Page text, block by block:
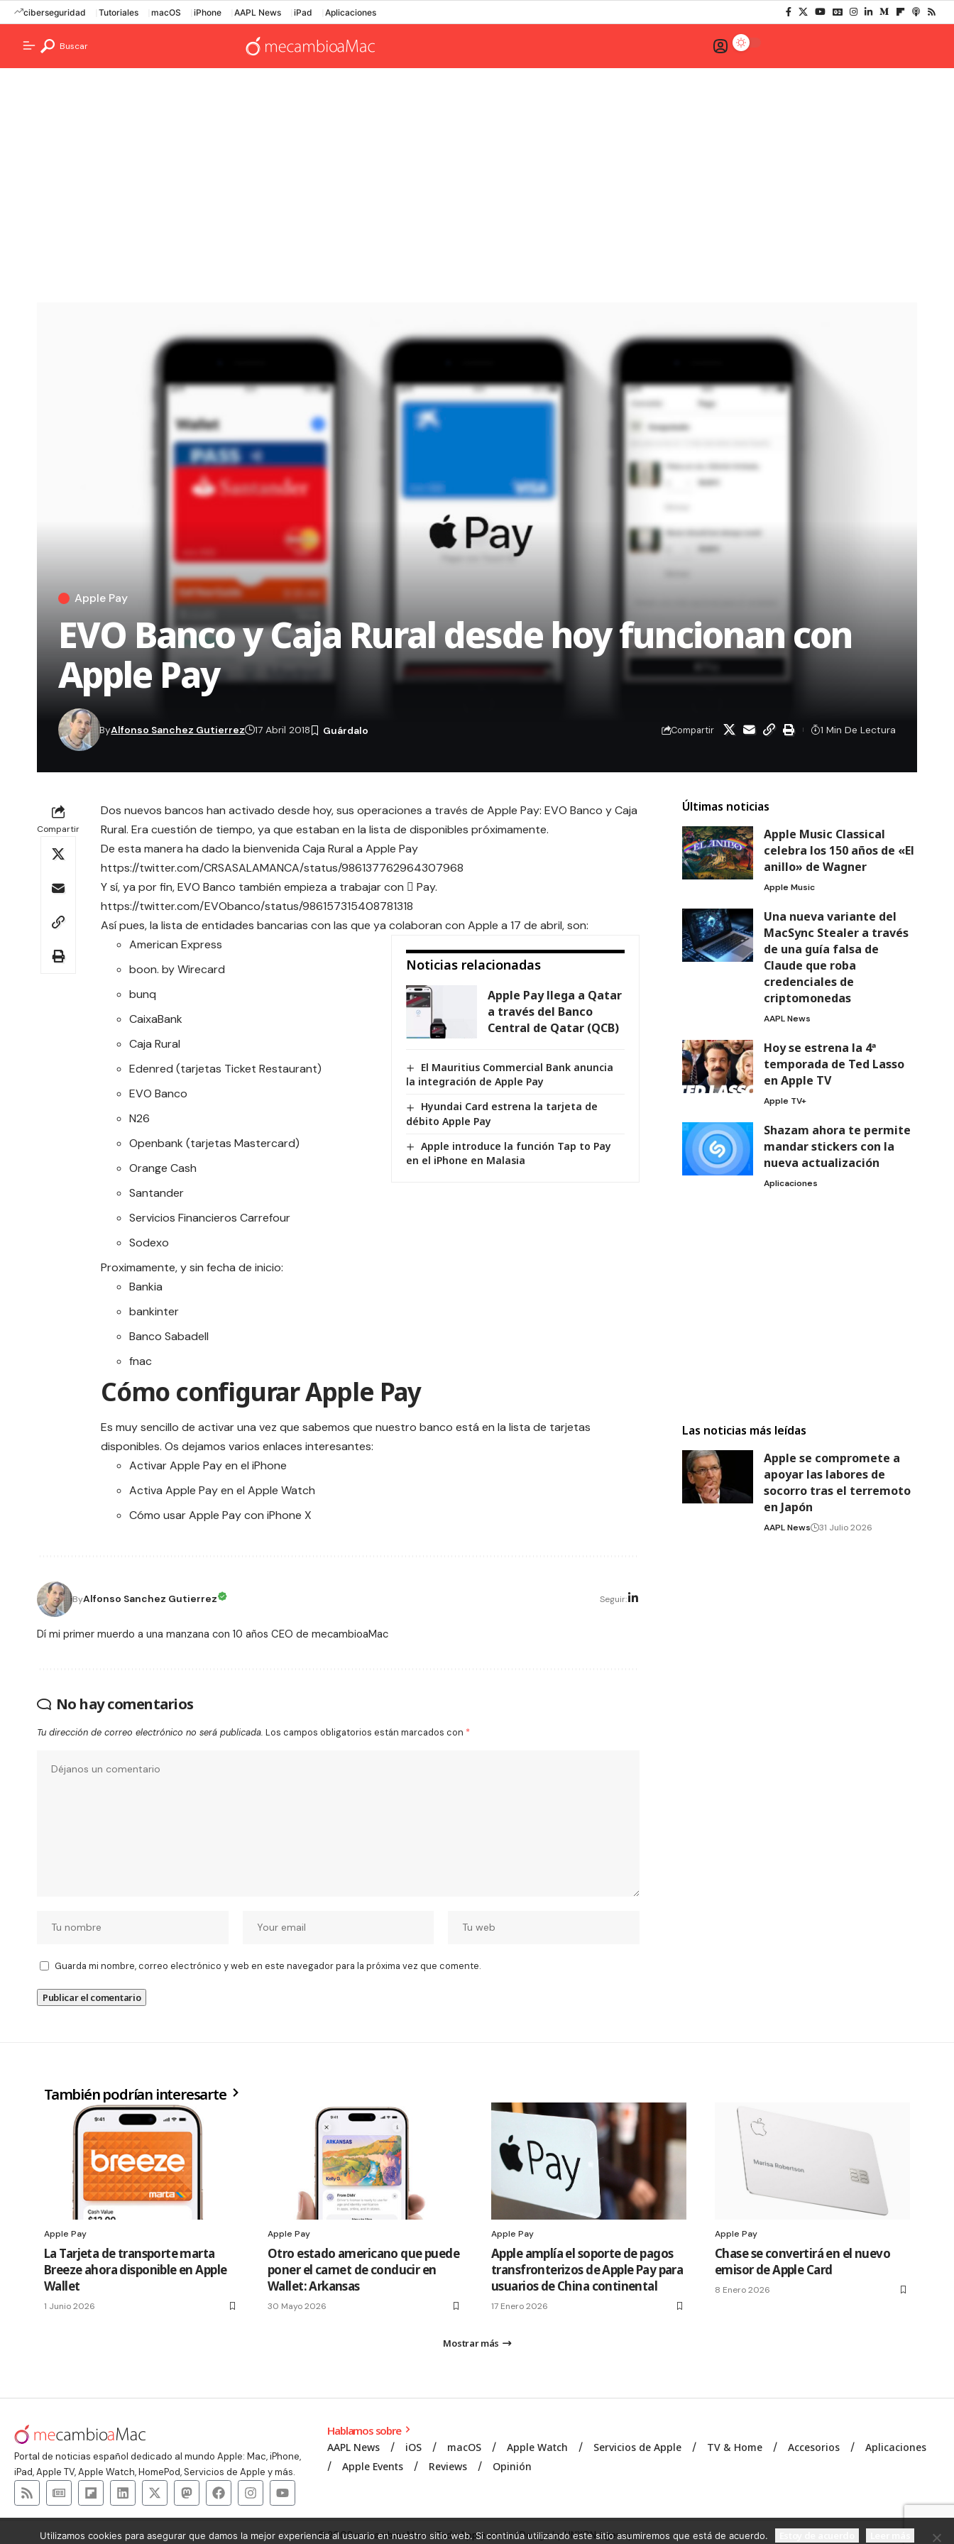
ciberseguridad Tutoriales macOS iPhone AAPL News iPad Aplicaciones
Buscar
Apple Pay
EVO Banco y Caja Rural desde hoy funcionan con
Apple Pay
ByAlfonso Sanchez Gutierrez 17 Abril 2018 Compartir 1 Min De Lectura
Compartir
Dos nuevos bancos han activado desde hoy, sus operaciones a través de Apple Pay: EVO Banco y Caja
Rural. Era cuestión de tiempo, ya que estaban en la lista de disponibles próximamente.
De esta manera ha dado la bienvenida Caja Rural a Apple Pay
https://twitter.com/CRSASALAMANCA/status/986137762964307968
Y sí, ya por fin, EVO Banco también empieza a trabajar con  Pay.
https://twitter.com/EVObanco/status/986157315408781318
Así pues, la lista de entidades bancarias con las que ya colaboran con Apple a 17 de abril, son:
Noticias relacionadas
Apple Pay llega a Qatar
a través del Banco
Central de Qatar (QCB)
El Mauritius Commercial Bank anuncia
la integración de Apple Pay
Hyundai Card estrena la tarjeta de
débito Apple Pay
Apple introduce la función Tap to Pay
en el iPhone en Malasia
American Express
boon. by Wirecard
bunq
CaixaBank
Caja Rural
Edenred (tarjetas Ticket Restaurant)
EVO Banco
N26
Openbank (tarjetas Mastercard)
Orange Cash
Santander
Servicios Financieros Carrefour
Sodexo
Proximamente, y sin fecha de inicio:
Bankia
bankinter
Banco Sabadell
fnac
Cómo configurar Apple Pay
Es muy sencillo de activar una vez que sabemos que nuestro banco está en la lista de tarjetas
disponibles. Os dejamos varios enlaces interesantes:
Activar Apple Pay en el iPhone
Activa Apple Pay en el Apple Watch
Cómo usar Apple Pay con iPhone X
ByAlfonso Sanchez Gutierrez Seguir:
Dí mi primer muerdo a una manzana con 10 años CEO de mecambioaMac
No hay comentarios
Tu dirección de correo electrónico no será publicada. Los campos obligatorios están marcados con *
Guarda mi nombre, correo electrónico y web en este navegador para la próxima vez que comente.
Últimas noticias
Apple Music Classical
celebra los 150 años de «El
anillo» de Wagner
Apple Music
Una nueva variante del
MacSync Stealer a través
de una guía falsa de
Claude que roba
credenciales de
criptomonedas
AAPL News
Hoy se estrena la 4ª
temporada de Ted Lasso
en Apple TV
Apple TV+
Shazam ahora te permite
mandar stickers con la
nueva actualización
Aplicaciones
Las noticias más leídas
Apple se compromete a
apoyar las labores de
socorro tras el terremoto
en Japón
AAPL News 31 Julio 2026
También podrían interesarte
Apple Pay
La Tarjeta de transporte marta
Breeze ahora disponible en Apple
Wallet
1 Junio 2026
Apple Pay
Otro estado americano que puede
poner el carnet de conducir en
Wallet: Arkansas
30 Mayo 2026
Apple Pay
Apple amplía el soporte de pagos
transfronterizos de Apple Pay para
usuarios de China continental
17 Enero 2026
Apple Pay
Chase se convertirá en el nuevo
emisor de Apple Card
8 Enero 2026
Mostrar más
Portal de noticias español dedicado al mundo Apple: Mac, iPhone,
iPad, Apple TV, Apple Watch, HomePod, Servicios de Apple y más.
Hablamos sobre
AAPL News iOS macOS Apple Watch Servicios de Apple TV & Home Accesorios
Aplicaciones
Apple Events
Reviews Opinión
© 2008 mecambioaMac – Todo Apple y más | Design byUNXON Agency.
Utilizamos cookies para asegurar que damos la mejor experiencia al usuario en nuestro sitio web. Si continúa utilizando este sitio asumiremos que está de acuerdo.